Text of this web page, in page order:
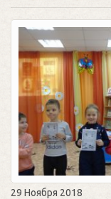
29 Ноября 2018